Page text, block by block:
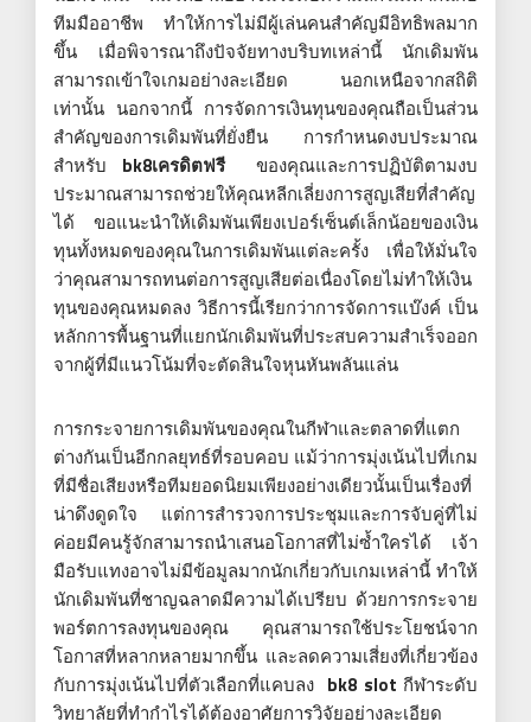
ทีมมืออาชีพ ทำให้การไม่มีผู้เล่นคนสำคัญมีอิทธิพลมาก
ขึ้น เมื่อพิจารณาถึงปัจจัยทางบริบทเหล่านี้ นักเดิมพัน
สามารถเข้าใจเกมอย่างละเอียด นอกเหนือจากสถิติ
เท่านั้น นอกจากนี้ การจัดการเงินทุนของคุณถือเป็นส่วน
สำคัญของการเดิมพันที่ยั่งยืน การกำหนดงบประมาณ
สำหรับ bk8เครดิตฟรีของคุณและการปฏิบัติตามงบ
ประมาณสามารถช่วยให้คุณหลีกเลี่ยงการสูญเสียที่สำคัญ
ได้ ขอแนะนำให้เดิมพันเพียงเปอร์เซ็นต์เล็กน้อยของเงิน
ทุนทั้งหมดของคุณในการเดิมพันแต่ละครั้ง เพื่อให้มั่นใจ
ว่าคุณสามารถทนต่อการสูญเสียต่อเนื่องโดยไม่ทำให้เงิน
ทุนของคุณหมดลง วิธีการนี้เรียกว่าการจัดการแบ๊งค์ เป็น
หลักการพื้นฐานที่แยกนักเดิมพันที่ประสบความสำเร็จออก
จากผู้ที่มีแนวโน้มที่จะตัดสินใจหุนหันพลันแล่น
การกระจายการเดิมพันของคุณในกีฬาและตลาดที่แตก
ต่างกันเป็นอีกกลยุทธ์ที่รอบคอบ แม้ว่าการมุ่งเน้นไปที่เกม
ที่มีชื่อเสียงหรือทีมยอดนิยมเพียงอย่างเดียวนั้นเป็นเรื่องที่
น่าดึงดูดใจ แต่การสำรวจการประชุมและการจับคู่ที่ไม่
ค่อยมีคนรู้จักสามารถนำเสนอโอกาสที่ไม่ซ้ำใครได้ เจ้า
มือรับแทงอาจไม่มีข้อมูลมากนักเกี่ยวกับเกมเหล่านี้ ทำให้
นักเดิมพันที่ชาญฉลาดมีความได้เปรียบ ด้วยการกระจาย
พอร์ตการลงทุนของคุณ คุณสามารถใช้ประโยชน์จาก
โอกาสที่หลากหลายมากขึ้น และลดความเสี่ยงที่เกี่ยวข้อง
กับการมุ่งเน้นไปที่ตัวเลือกที่แคบลง bk8 slot กีฬาระดับ
วิทยาลัยที่ทำกำไรได้ต้องอาศัยการวิจัยอย่างละเอียด